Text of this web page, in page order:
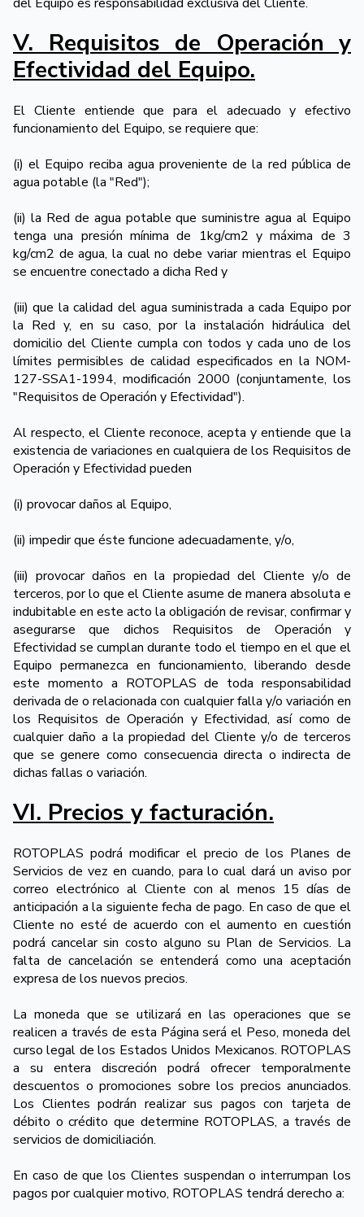
V. Requisitos de Operación y
Efectividad del Equipo.
El Cliente entiende que para el adecuado y efectivo
funcionamiento del Equipo, se requiere que:
(i) el Equipo reciba agua proveniente de la red pública de
agua potable (la "Red");
(ii) la Red de agua potable que suministre agua al Equipo
tenga una presión mínima de 1kg/cm2 y máxima de 3
kg/cm2 de agua, la cual no debe variar mientras el Equipo
se encuentre conectado a dicha Red y
(iii) que la calidad del agua suministrada a cada Equipo por
la Red y, en su caso, por la instalación hidráulica del
domicilio del Cliente cumpla con todos y cada uno de los
límites permisibles de calidad especificados en la NOM-
127-SSA1-1994, modificación 2000 (conjuntamente, los
"Requisitos de Operación y Efectividad").
Al respecto, el Cliente reconoce, acepta y entiende que la
existencia de variaciones en cualquiera de los Requisitos de
Operación y Efectividad pueden
(i) provocar daños al Equipo,
(ii) impedir que éste funcione adecuadamente, y/o,
(iii) provocar daños en la propiedad del Cliente y/o de
terceros, por lo que el Cliente asume de manera absoluta e
indubitable en este acto la obligación de revisar, confirmar y
asegurarse que dichos Requisitos de Operación y
Efectividad se cumplan durante todo el tiempo en el que el
Equipo permanezca en funcionamiento, liberando desde
este momento a ROTOPLAS de toda responsabilidad
derivada de o relacionada con cualquier falla y/o variación en
los Requisitos de Operación y Efectividad, así como de
cualquier daño a la propiedad del Cliente y/o de terceros
que se genere como consecuencia directa o indirecta de
dichas fallas o variación.
VI. Precios y facturación.
ROTOPLAS podrá modificar el precio de los Planes de
Servicios de vez en cuando, para lo cual dará un aviso por
correo electrónico al Cliente con al menos 15 días de
anticipación a la siguiente fecha de pago. En caso de que el
Cliente no esté de acuerdo con el aumento en cuestión
podrá cancelar sin costo alguno su Plan de Servicios. La
falta de cancelación se entenderá como una aceptación
expresa de los nuevos precios.
La moneda que se utilizará en las operaciones que se
realicen a través de esta Página será el Peso, moneda del
curso legal de los Estados Unidos Mexicanos. ROTOPLAS
a su entera discreción podrá ofrecer temporalmente
descuentos o promociones sobre los precios anunciados.
Los Clientes podrán realizar sus pagos con tarjeta de
débito o crédito que determine ROTOPLAS, a través de
servicios de domiciliación.
En caso de que los Clientes suspendan o interrumpan los
pagos por cualquier motivo, ROTOPLAS tendrá derecho a: